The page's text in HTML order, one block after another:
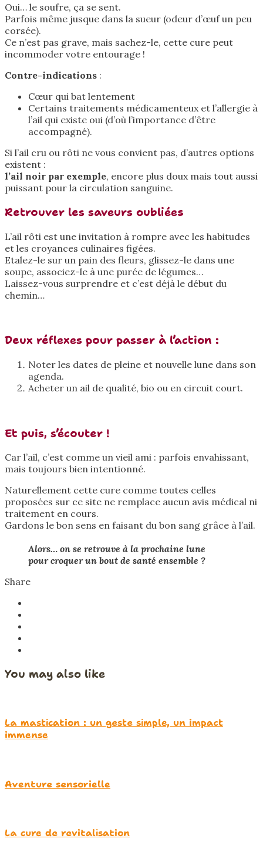
Oui… le soufre, ça se sent.
Parfois même jusque dans la sueur (odeur d’œuf un peu
corsée).
Ce n’est pas grave, mais sachez-le, cette cure peut
incommoder votre entourage !
Contre-indications :
Cœur qui bat lentement
Certains traitements médicamenteux et l’allergie à
l’ail qui existe oui (d’où l’importance d’être
accompagné).
Si l’ail cru ou rôti ne vous convient pas, d’autres options
existent :
l’ail noir par exemple, encore plus doux mais tout aussi
puissant pour la circulation sanguine.
Retrouver les saveurs oubliées
L’ail rôti est une invitation à rompre avec les habitudes
et les croyances culinaires figées.
Etalez-le sur un pain des fleurs, glissez-le dans une
soupe, associez-le à une purée de légumes…
Laissez-vous surprendre et c’est déjà le début du
chemin…
Deux réflexes pour passer à l’action :
Noter les dates de pleine et nouvelle lune dans son
agenda.
Acheter un ail de qualité, bio ou en circuit court.
Et puis, s’écouter !
Car l’ail, c’est comme un vieil ami : parfois envahissant,
mais toujours bien intentionné.
Naturellement cette cure comme toutes celles
proposées sur ce site ne remplace aucun avis médical ni
traitement en cours.
Gardons le bon sens en faisant du bon sang grâce à l’ail.
Alors… on se retrouve à la prochaine lune
pour croquer un bout de santé ensemble ?
Share
You may also like
La mastication : un geste simple, un impact
immense
Aventure sensorielle
La cure de revitalisation